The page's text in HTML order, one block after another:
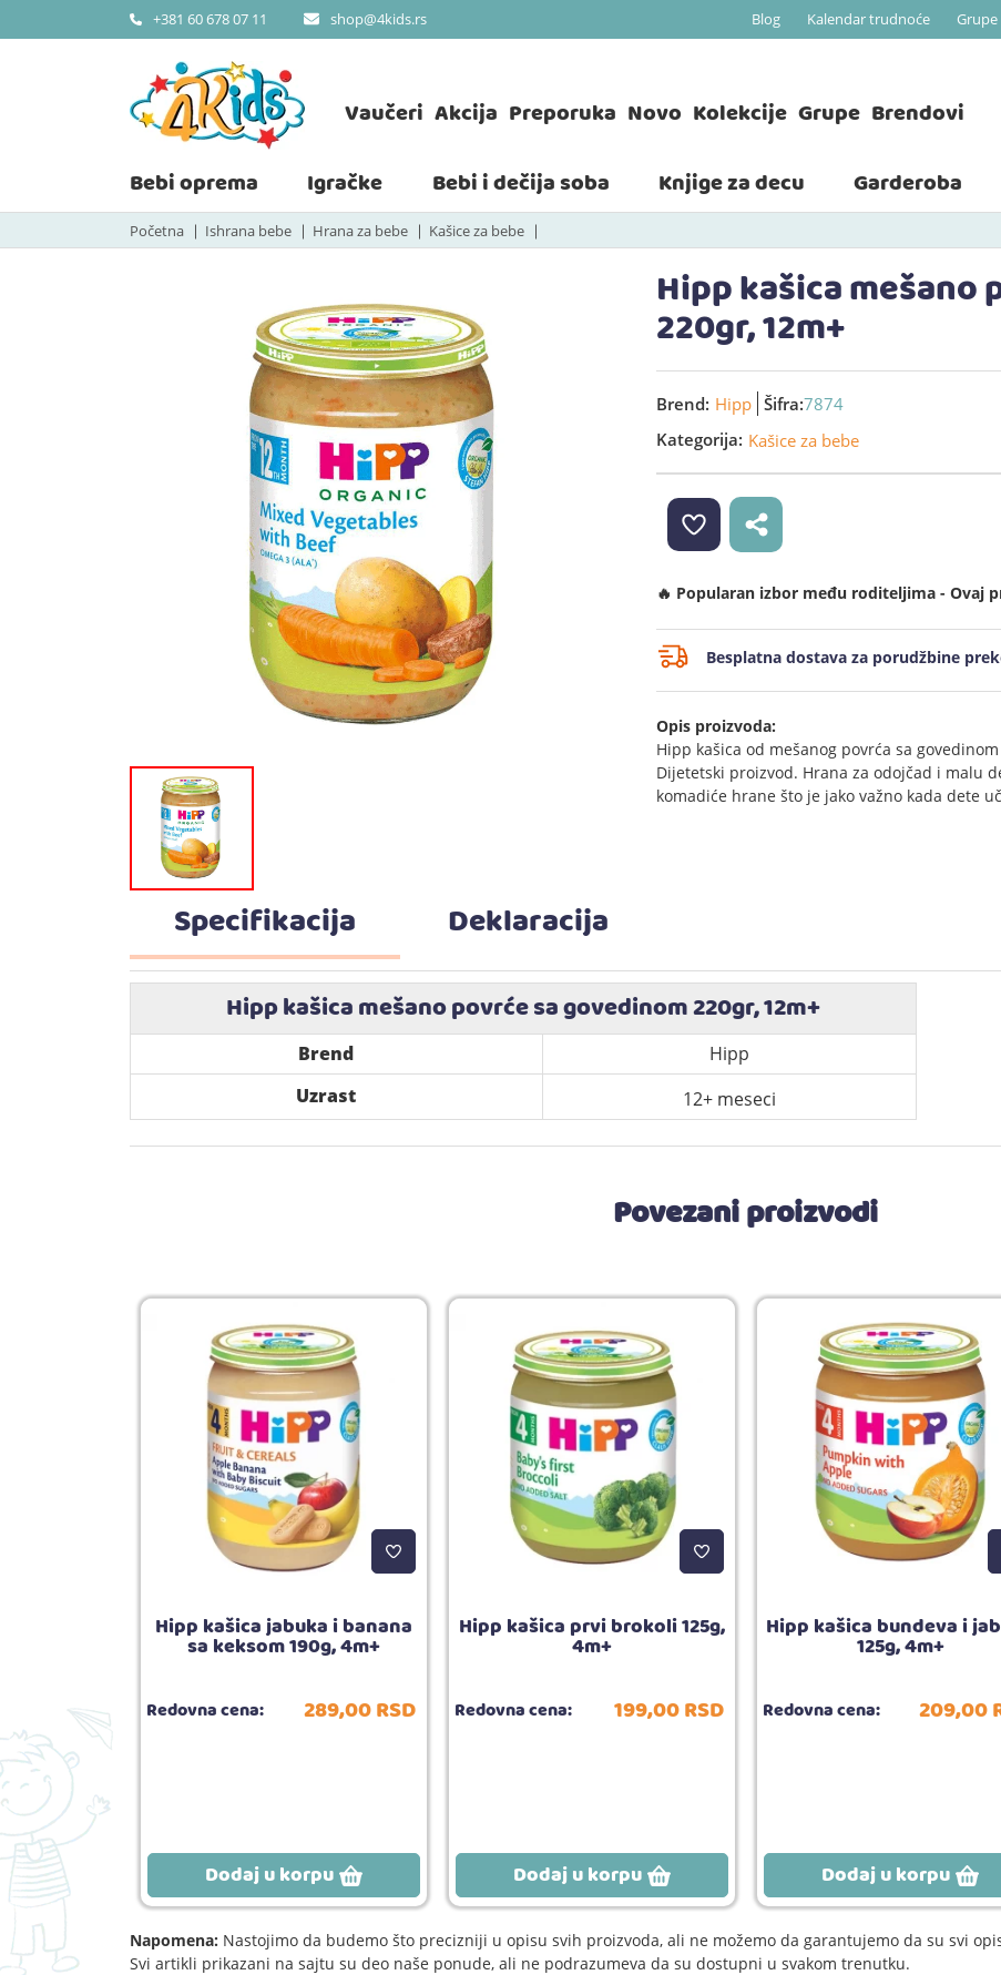
+381 60 678 07 11 shop@4kids.rs Blog Kalendar trudnoće Grupe
Vaučeri Akcija Preporuka Novo Kolekcije Grupe Brendovi
Bebi oprema Igračke Bebi i dečija soba Knjige za decu Garderoba
Početna Ishrana bebe Hrana za bebe Kašice za bebe
Hipp kašica mešano
220gr, 12m+
Brend: Hipp Šifra:7874
Kategorija: Kašice za bebe
🔥 Popularan izbor među roditeljima - Ovaj
Besplatna dostava za porudžbine
Opis proizvoda:
Hipp kašica od mešanog povrća sa
Dijetetski proizvod. Hrana za odojčad i malu
komadiće hrane što je jako važno kada dete
Specifikacija Deklaracija
Hipp kašica mešano povrće sa govedinom 220gr, 12m+
Brend
Hipp
Uzrast
12+ meseci
Povezani proizvodi
RSD
5.00
1
Hipp kašica jabuka i banana
sa keksom 190g, 4m+
Redovna cena: 289,00RSD
Dodaj u korpu
Hipp kašica prvi brokoli 125g,
4m+
Redovna cena: 199,00RSD
Dodaj u korpu
Hipp kašica bundeva i
125g, 4m+
Redovna cena: 209,00
Dodaj u korpu
Napomena: Nastojimo da budemo što precizniji u opisu svih proizvoda, ali ne možemo da garantujemo da su svi
Svi artikli prikazani na sajtu su deo naše ponude, ali ne podrazumeva da su dostupni u svakom trenutku.